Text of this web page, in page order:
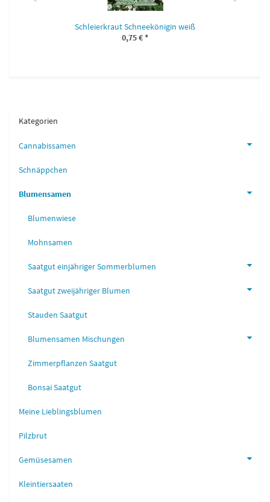
Schleierkraut Schneekönigin weiß
0,75 €*
Kategorien
Cannabissamen
Schnäppchen
Blumensamen
Blumenwiese
Mohnsamen
Saatgut einjähriger Sommerblumen
Saatgut zweijähriger Blumen
Stauden Saatgut
Blumensamen Mischungen
Zimmerpflanzen Saatgut
Bonsai Saatgut
Meine Lieblingsblumen
Pilzbrut
Gemüsesamen
Kleintiersaaten